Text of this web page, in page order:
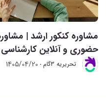
مشاوره کنکور ارشد |
حضوری و آنلاین
تحريريه 3گام 1405/04/20